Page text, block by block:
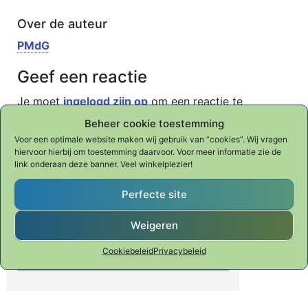
Beheer cookie toestemming
Voor een optimale website maken wij gebruik van “cookies”. Wij vragen
hiervoor hierbij om toestemming daarvoor. Voor meer informatie zie de
link onderaan deze banner. Veel winkelplezier!
Perfecte site
Weigeren
CookiebeleidPrivacybeleid
Over de auteur
PMdG
Geef een reactie
Je moetingelogd zijn opom een reactie te
Waar ben je naar op zoek?